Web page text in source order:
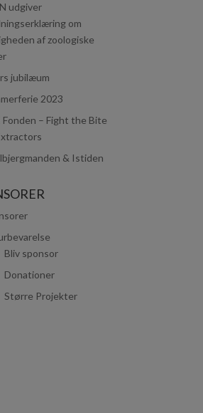
udgiver
om
af zoologiske
jubilæum
2023
Fonden – Fight the Bite
& Istiden
Bliv sponsor
Donationer
Større Projekter